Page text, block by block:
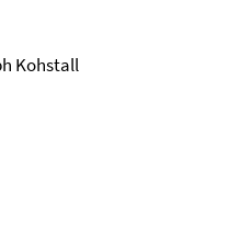
Kohstall